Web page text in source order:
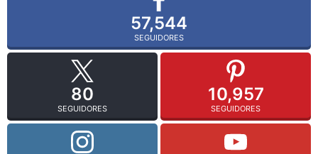
57,544
SEGUIDORES
80
SEGUIDORES
10,957
SEGUIDORES